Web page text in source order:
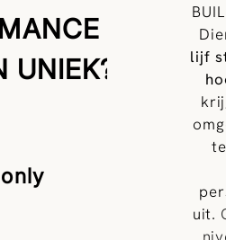
UNIEK?
lijf
uit.